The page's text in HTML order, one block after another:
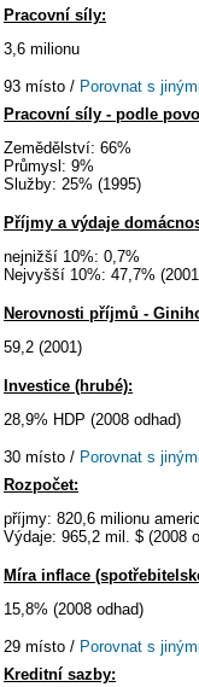
Pracovní síly:
3,6 milionu
93 místo / Porovnat s
Pracovní síly - podle
Zemědělství: 66%
Průmysl: 9%
Služby: 25% (1995)
Příjmy a výdaje
nejnižší 10%: 0,7%
Nejvyšší 10%: 47,7%
Nerovnosti příjmů -
59,2 (2001)
Investice (hrubé):
28,9% HDP (2008 odhad)
30 místo / Porovnat s
Rozpočet:
příjmy: 820,6 milionu
Výdaje: 965,2 mil. $ (2008
Míra inflace
15,8% (2008 odhad)
29 místo / Porovnat s
Kreditní sazby: